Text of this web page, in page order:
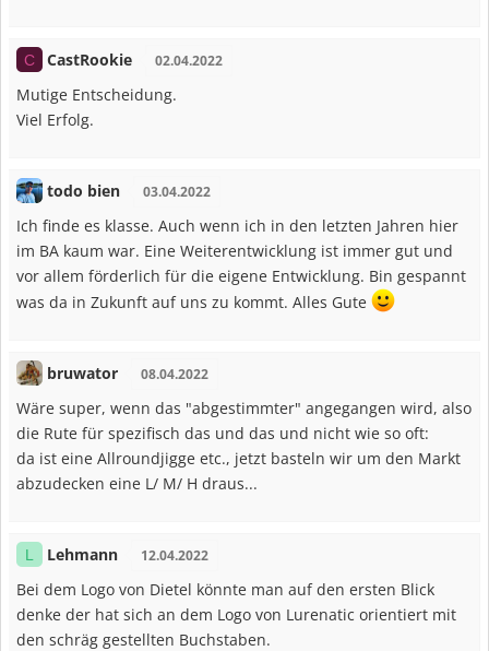
C CastRookie 02.04.2022
Mutige Entscheidung.
Viel Erfolg.
todo bien 03.04.2022
Ich finde es klasse. Auch wenn ich in den letzten Jahren hier
im BA kaum war. Eine Weiterentwicklung ist immer gut und
vor allem förderlich für die eigene Entwicklung. Bin gespannt
was da in Zukunft auf uns zu kommt. Alles Gute
bruwator 08.04.2022
Wäre super, wenn das "abgestimmter" angegangen wird, also
die Rute für spezifisch das und das und nicht wie so oft:
da ist eine Allroundjigge etc., jetzt basteln wir um den Markt
abzudecken eine L/ M/ H draus...
L Lehmann 12.04.2022
Bei dem Logo von Dietel könnte man auf den ersten Blick
denke der hat sich an dem Logo von Lurenatic orientiert mit
den schräg gestellten Buchstaben.